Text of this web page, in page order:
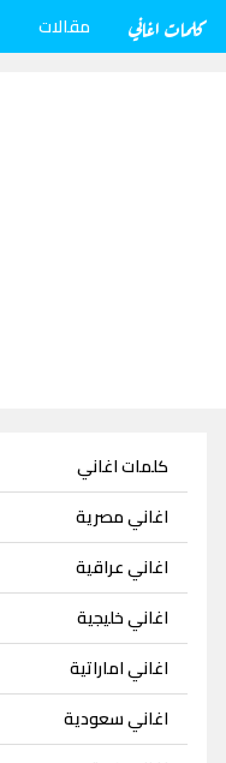
كلمات اغاني مقالات
كلمات اغاني
اغاني مصرية
اغاني عراقية
اغاني خليجية
اغاني اماراتية
اغاني سعودية